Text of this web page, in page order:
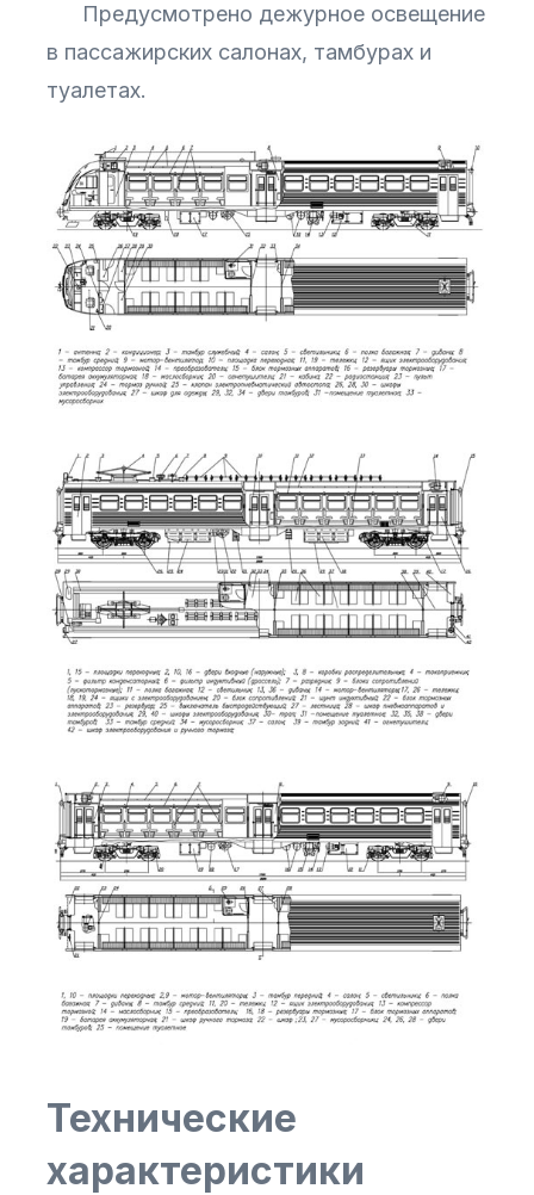
Предусмотрено дежурное освещение
в пассажирских салонах, тамбурах и
туалетах.
Технические
характеристики